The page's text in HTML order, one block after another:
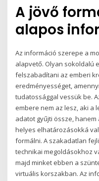
A jövő
alapos
Az információ szerepe a
alapvető. Olyan sokoldalú
felszabadítani az emberi
eredményességet,
tudatossággal vessük be.
embere nem az lesz, aki a
adatot gyűjti össze,
helyes elhatározásokká
formálni. A szakadatlan
technikai megoldásokhoz
majd minket ebben a
virtuális korszakban. Az